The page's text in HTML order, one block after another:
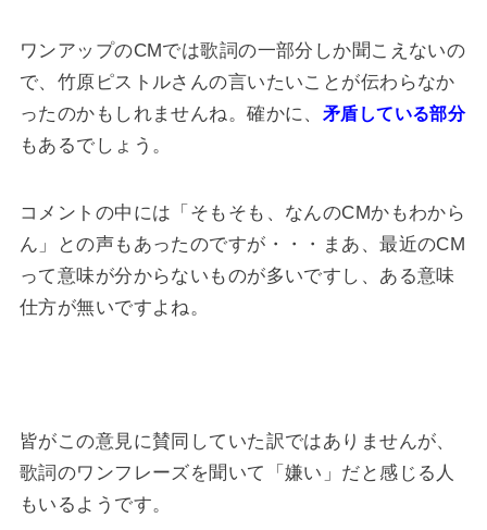
ワンアップのCMでは歌詞の一部分しか聞こえないの
で、竹原ピストルさんの言いたいことが伝わらなか
ったのかもしれませんね。確かに、 矛盾している部分
もあるでしょう。
コメントの中には「そもそも、なんのCMかもわから
ん」との声もあったのですが・・・まあ、最近のCM
って意味が分からないものが多いですし、ある意味
仕方が無いですよね。
皆がこの意見に賛同していた訳ではありませんが、
歌詞のワンフレーズを聞いて「嫌い」だと感じる人
もいるようです。